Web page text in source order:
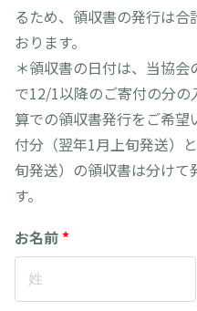
るため、領収書の発行は
おります。
＊領収書の日付は、当協会
で12/1以降のご寄付の分
算での領収書発行をご希
付分（翌年1月上旬発送）
旬発送）の領収書は分けて
す。
お名前 *